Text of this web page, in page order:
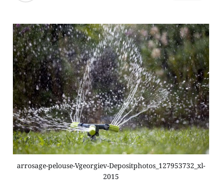
arrosage-pelouse-Vgeorgiev-Depositphotos_127953732_xl-
2015